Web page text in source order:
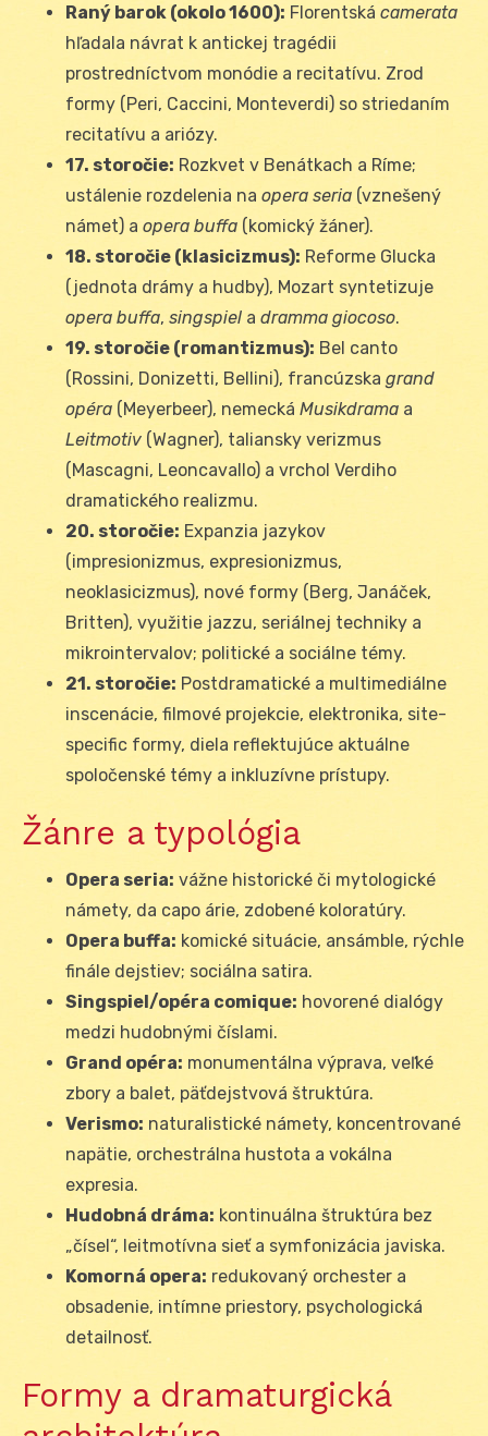
Raný barok (okolo 1600): Florentská camerata
hľadala návrat k antickej tragédii
prostredníctvom monódie a recitatívu. Zrod
formy (Peri, Caccini, Monteverdi) so striedaním
recitatívu a ariózy.
17. storočie: Rozkvet v Benátkach a Ríme;
ustálenie rozdelenia na opera seria (vznešený
námet) a opera buffa (komický žáner).
18. storočie (klasicizmus): Reforme Glucka
(jednota drámy a hudby), Mozart syntetizuje
opera buffa, singspiel a dramma giocoso.
19. storočie (romantizmus): Bel canto
(Rossini, Donizetti, Bellini), francúzska grand
opéra (Meyerbeer), nemecká Musikdrama a
Leitmotiv (Wagner), taliansky verizmus
(Mascagni, Leoncavallo) a vrchol Verdiho
dramatického realizmu.
20. storočie: Expanzia jazykov
(impresionizmus, expresionizmus,
neoklasicizmus), nové formy (Berg, Janáček,
Britten), využitie jazzu, seriálnej techniky a
mikrointervalov; politické a sociálne témy.
21. storočie: Postdramatické a multimediálne
inscenácie, filmové projekcie, elektronika, site-
specific formy, diela reflektujúce aktuálne
spoločenské témy a inkluzívne prístupy.
Žánre a typológia
Opera seria: vážne historické či mytologické
námety, da capo árie, zdobené koloratúry.
Opera buffa: komické situácie, ansámble, rýchle
finále dejstiev; sociálna satira.
Singspiel/opéra comique: hovorené dialógy
medzi hudobnými číslami.
Grand opéra: monumentálna výprava, veľké
zbory a balet, päťdejstvová štruktúra.
Verismo: naturalistické námety, koncentrované
napätie, orchestrálna hustota a vokálna
expresia.
Hudobná dráma: kontinuálna štruktúra bez
„čísel“, leitmotívna sieť a symfonizácia javiska.
Komorná opera: redukovaný orchester a
obsadenie, intímne priestory, psychologická
detailnosť.
Formy a dramaturgická